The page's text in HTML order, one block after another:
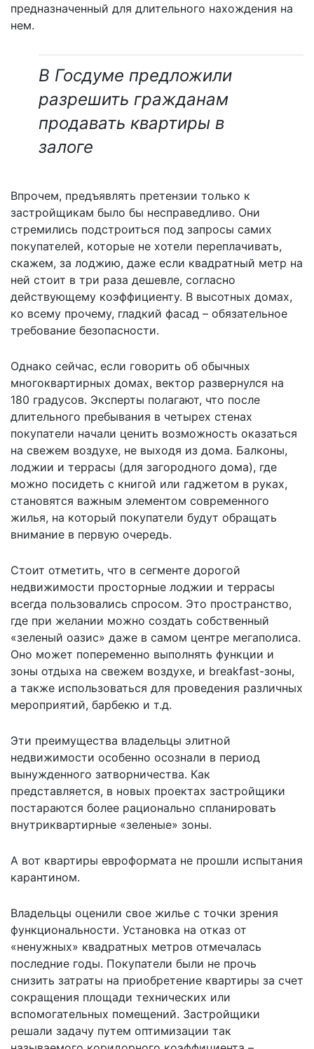
предназначенный для длительного нахождения на
нем.
В Госдуме предложили
разрешить гражданам
продавать квартиры в
залоге
Впрочем, предъявлять претензии только к
застройщикам было бы несправедливо. Они
стремились подстроиться под запросы самих
покупателей, которые не хотели переплачивать,
скажем, за лоджию, даже если квадратный метр на
ней стоит в три раза дешевле, согласно
действующему коэффициенту. В высотных домах,
ко всему прочему, гладкий фасад – обязательное
требование безопасности.
Однако сейчас, если говорить об обычных
многоквартирных домах, вектор развернулся на
180 градусов. Эксперты полагают, что после
длительного пребывания в четырех стенах
покупатели начали ценить возможность оказаться
на свежем воздухе, не выходя из дома. Балконы,
лоджии и террасы (для загородного дома), где
можно посидеть с книгой или гаджетом в руках,
становятся важным элементом современного
жилья, на который покупатели будут обращать
внимание в первую очередь.
Стоит отметить, что в сегменте дорогой
недвижимости просторные лоджии и террасы
всегда пользовались спросом. Это пространство,
где при желании можно создать собственный
«зеленый оазис» даже в самом центре мегаполиса.
Оно может попеременно выполнять функции и
зоны отдыха на свежем воздухе, и breakfast-зоны,
а также использоваться для проведения различных
мероприятий, барбекю и т.д.
Эти преимущества владельцы элитной
недвижимости особенно осознали в период
вынужденного затворничества. Как
представляется, в новых проектах застройщики
постараются более рационально спланировать
внутриквартирные «зеленые» зоны.
А вот квартиры евроформата не прошли испытания
карантином.
Владельцы оценили свое жилье с точки зрения
функциональности. Установка на отказ от
«ненужных» квадратных метров отмечалась
последние годы. Покупатели были не прочь
снизить затраты на приобретение квартиры за счет
сокращения площади технических или
вспомогательных помещений. Застройщики
решали задачу путем оптимизации так